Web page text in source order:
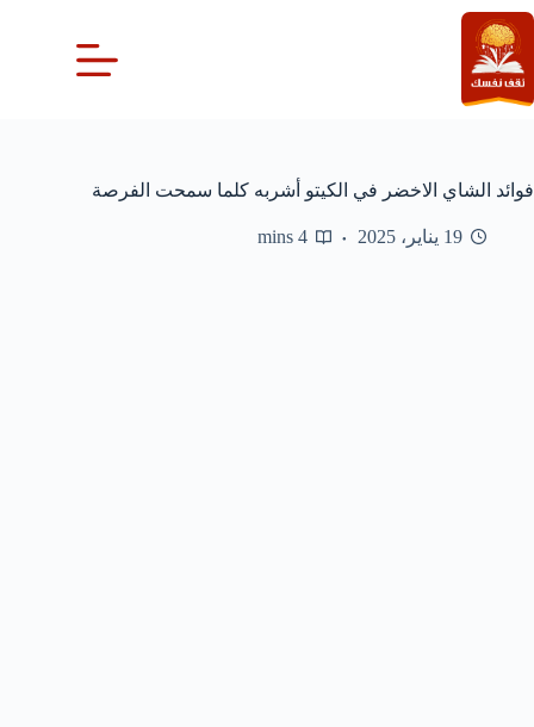
التجاوز
إلى
المحتوى
فوائد الشاي الاخضر في الكيتو أشربه كلما سمحت الفرصة
19 يناير، 2025 4 mins